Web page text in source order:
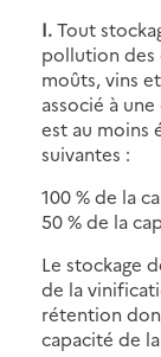
I.Tout
pollution des
moûts, vins
associé à
est au moins
suivantes :
100 % de la
50 % de la
Le stockage
de la
rétention
capacité de